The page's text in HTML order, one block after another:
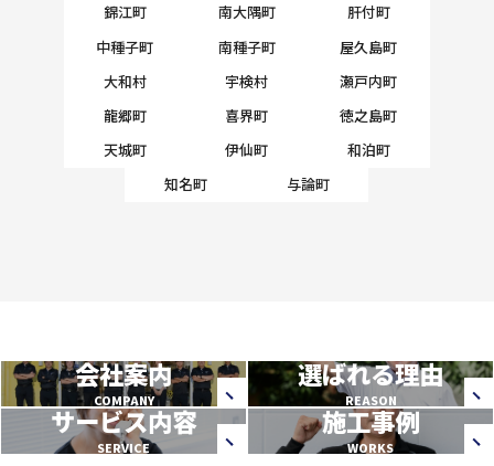
錦江町
南大隅町
肝付町
中種子町
南種子町
屋久島町
大和村
宇検村
瀬戸内町
龍郷町
喜界町
徳之島町
天城町
伊仙町
和泊町
知名町
与論町
会社案内
COMPANY
選ばれる理由
REASON
サービス内容
SERVICE
施工事例
WORKS